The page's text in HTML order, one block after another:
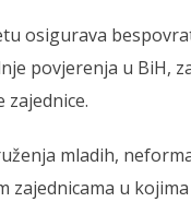
osigurava
povjerenja u BiH,
mladih,
u